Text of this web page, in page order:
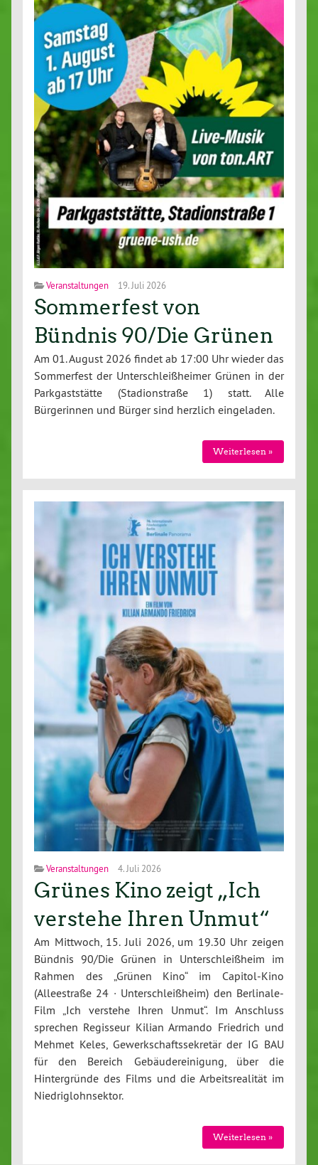
Veranstaltungen 19. Juli 2026
Sommerfest von
Bündnis 90/Die Grünen
Am 01. August 2026 findet ab 17:00 Uhr wieder das
Sommerfest der Unterschleißheimer Grünen in der
Parkgaststätte (Stadionstraße 1) statt. Alle
Bürgerinnen und Bürger sind herzlich eingeladen.
Weiterlesen »
Veranstaltungen 4. Juli 2026
Grünes Kino zeigt „Ich
verstehe Ihren Unmut“
Am Mittwoch, 15. Juli 2026, um 19.30 Uhr zeigen
Bündnis 90/Die Grünen in Unterschleißheim im
Rahmen des „Grünen Kino“ im Capitol-Kino
(Alleestraße 24 · Unterschleißheim) den Berlinale-
Film „Ich verstehe Ihren Unmut“. Im Anschluss
sprechen Regisseur Kilian Armando Friedrich und
Mehmet Keles, Gewerkschaftssekretär der IG BAU
für den Bereich Gebäudereinigung, über die
Hintergründe des Films und die Arbeitsrealität im
Niedriglohnsektor.
Weiterlesen »